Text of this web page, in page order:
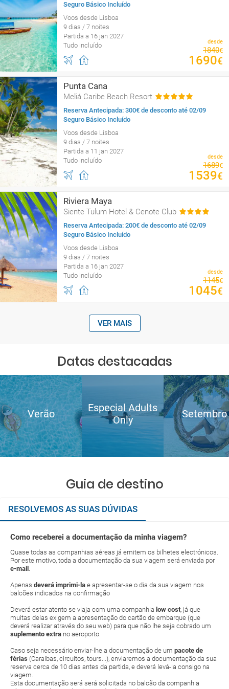
Seguro Básico Incluído
Voos desde Lisboa
9 dias / 7 noites
Partida a 16 jan 2027
Tudo incluído
desde
1840€
1690€
Punta Cana
Meliá Caribe Beach Resort
Reserva Antecipada: 300€ de desconto até 02/09
Seguro Básico Incluído
Voos desde Lisboa
9 dias / 7 noites
Partida a 11 jan 2027
Tudo incluído
desde
1689€
1539€
Riviera Maya
Siente Tulum Hotel & Cenote Club
Reserva Antecipada: 200€ de desconto até 02/09
Seguro Básico Incluído
Voos desde Lisboa
9 dias / 7 noites
Partida a 16 jan 2027
Tudo incluído
desde
1145€
1045€
VER MAIS
Datas destacadas
Verão
Especial Adults
Only
Setembro
Guia de destino
RESOLVEMOS AS SUAS DÚVIDAS
Como receberei a documentação da minha viagem?
Quase todas as companhias aéreas já emitem os bilhetes electrónicos.
Por este motivo, toda a documentação da sua viagem será enviada por
e-mail .
Apenas deverá imprimi-la e apresentar-se o dia da sua viagem nos
balcões indicados na confirmação
Deverá estar atento se viaja com uma companhia low cost, já que
muitas delas exigem a apresentação do cartão de embarque (que
deverá realizar através do seu web) para que não lhe seja cobrado um
suplemento extra no aeroporto.
Caso seja necessário enviar-lhe a documentação de um pacote de
férias (Caraíbas, circuitos, tours...), enviaremos a documentação da sua
reserva cerca de 10 dias antes da partida, e deverá levá-la consigo na
viagem.
Esta documentação será será solicitada no balcão da companhia